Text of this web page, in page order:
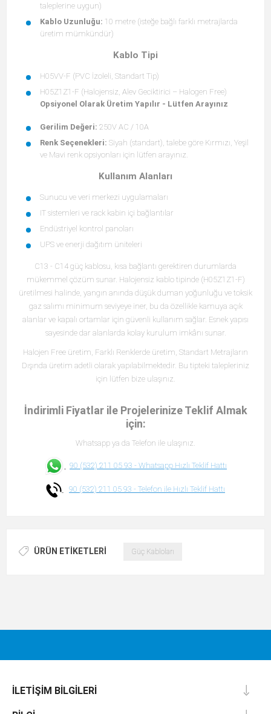
taleplerine uygun)
Kablo Uzunluğu: 10 metre (isteğe bağlı farklı metrajlarda
üretim mümkündür)
Kablo Tipi
H05VV-F (PVC İzoleli, Standart Tip)
H05Z1Z1-F (Halojensiz, Alev Geciktirici – Halogen Free)
Opsiyonel Olarak Üretim Yapılır - Lütfen Arayınız
Gerilim Değeri: 250V AC / 10A
Renk Seçenekleri: Siyah (standart), talebe göre Kırmızı, Yeşil
ve Mavi renk opsiyonları için lütfen arayınız.
Kullanım Alanları
Sunucu ve veri merkezi uygulamaları
IT sistemleri ve rack kabin içi bağlantılar
Endüstriyel kontrol panoları
UPS ve enerji dağıtım üniteleri
C13 - C14 güç kablosu, kısa bağlantı gerektiren durumlarda
mükemmel çözüm sunar. Halojensiz kablo tipinde (H05Z1Z1-F)
üretilmesi halinde, yangın anında düşük duman yoğunluğu ve toksik
gaz salımı minimum seviyeye iner, bu da özellikle kamuya açık
alanlar ve kapalı ortamlar için güvenli kullanım sağlar. Esnek yapısı
sayesinde dar alanlarda kolay kurulum imkânı sunar.
Halojen Free üretim, Farklı Renklerde üretim, Standart Metrajların
Dışında üretim adetli olarak yapılabilmektedir. Bu tipteki talepleriniz
için lütfen bize ulaşınız.
İndirimli Fiyatlar ile Projelerinize Teklif Almak
için:
Whatsapp ya da Telefon ile ulaşınız.
90 (532) 211 05 93 - Whatsapp Hızlı Teklif Hattı
90 (532) 211 05 93 - Telefon ile Hızlı Teklif Hattı
ÜRÜN ETIKETLERI Güç Kabloları
İLETIŞIM BILGILERI